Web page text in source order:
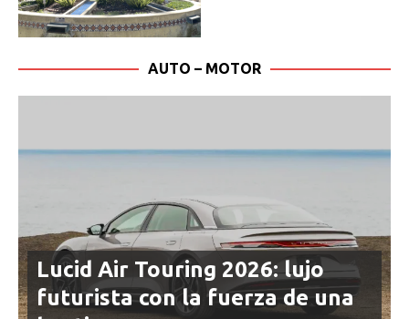
Lucid Air Touring 2026: lujo
futurista con la fuerza de una